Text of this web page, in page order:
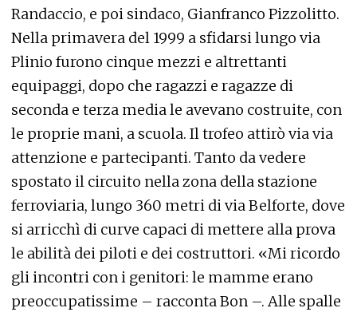
Randaccio, e poi sindaco, Gianfranco Pizzolitto.
Nella primavera del 1999 a sfidarsi lungo via
Plinio furono cinque mezzi e altrettanti
equipaggi, dopo che ragazzi e ragazze di
seconda e terza media le avevano costruite, con
le proprie mani, a scuola. Il trofeo attirò via via
attenzione e partecipanti. Tanto da vedere
spostato il circuito nella zona della stazione
ferroviaria, lungo 360 metri di via Belforte, dove
si arricchì di curve capaci di mettere alla prova
le abilità dei piloti e dei costruttori. «Mi ricordo
gli incontri con i genitori: le mamme erano
preoccupatissime – racconta Bon –. Alle spalle